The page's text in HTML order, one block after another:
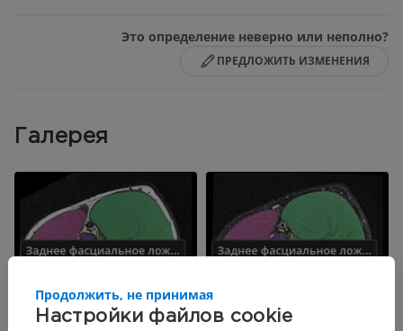
Это определение неверно или неполно?
ПРЕДЛОЖИТЬ ИЗМЕНЕНИЯ
Галерея
Настройки файлов cookie
Продолжить, не принимая